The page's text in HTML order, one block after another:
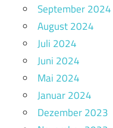
September 2024
August 2024
Juli 2024
Juni 2024
Mai 2024
Januar 2024
Dezember 2023